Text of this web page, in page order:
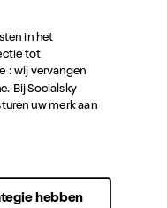
in het
tot
: wij vervangen
Bij Socialsky
uw merk aan
hebben